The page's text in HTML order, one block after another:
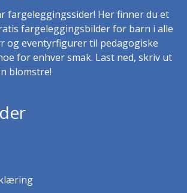
fargeleggingssider! Her finner du et
fargeleggingsbilder for barn i alle
og eventyrfigurer til pedagogiske
for enhver smak. Last ned, skriv ut
blomstre!